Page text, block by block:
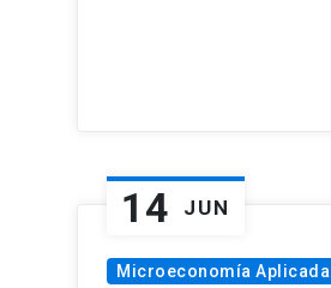
14 JUN
Microeconomía Aplicada